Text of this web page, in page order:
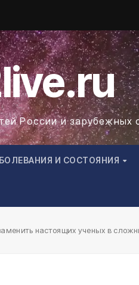
России и зарубежных
И СОСТОЯНИЯ
настоящих ученых в